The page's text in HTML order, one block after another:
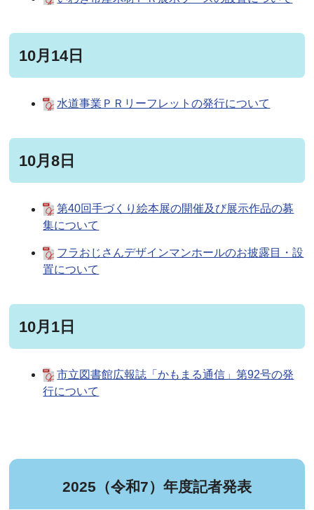
10月14日
水道事業ＰＲリーフレットの発行について
10月8日
第40回手づくり絵本展の開催及び展示作品の募
集について
フラおじさんデザインマンホールのお披露目・設
置について
10月1日
市立図書館広報誌「かもまる通信」第92号の発
行について
2025（令和7）年度記者発表